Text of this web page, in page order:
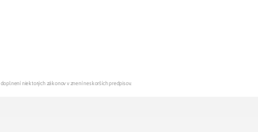
niektorých zákonov v znení neskorších predpisov.